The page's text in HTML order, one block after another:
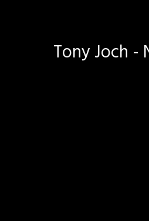
Tony Joch -